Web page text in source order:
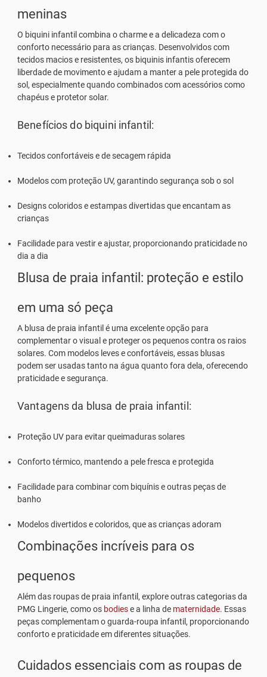
meninas
O biquini infantil combina o charme e a delicadeza com o
conforto necessário para as crianças. Desenvolvidos com
tecidos macios e resistentes, os biquinis infantisoferecem
liberdade de movimento e ajudam a manter a pele protegida do
sol, especialmente quando combinados com acessórios como
chapéus e protetor solar.
Benefícios do biquini infantil:
Tecidos confortáveis e de secagem rápida
Modelos com proteção UV, garantindo segurança sob o sol
Designs coloridos e estampas divertidas que encantam as
crianças
Facilidade para vestir e ajustar, proporcionando praticidade no
dia a dia
Blusa de praia infantil: proteção e estilo
em uma só peça
A blusa de praia infantil é uma excelente opção para
complementar o visual e proteger os pequenos contra os raios
solares. Com modelos leves e confortáveis, essas blusas
podem ser usadas tanto na água quanto fora dela, oferecendo
praticidade e segurança.
Vantagens da blusa de praia infantil:
Proteção UV para evitar queimaduras solares
Conforto térmico, mantendo a pele fresca e protegida
Facilidade para combinar com biquínis e outras peças de
banho
Modelos divertidos e coloridos, que as crianças adoram
Combinações incríveis para os
pequenos
Além das roupas de praia infantil , explore outras categorias da
PMG Lingerie, como os bodiese a linha de maternidade. Essas
peças complementam o guarda-roupa infantil, proporcionando
conforto e praticidade em diferentes situações.
Cuidados essenciais com as roupas de